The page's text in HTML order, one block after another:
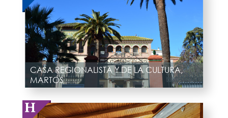
CASA REGIONALISTA Y DE LA CULTURA,
MARTOS